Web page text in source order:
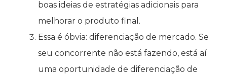
boas ideias de estratégias adicionais para
melhorar o produto final.
Essa é óbvia: diferenciação de mercado. Se
seu concorrente não está fazendo, está aí
uma oportunidade de diferenciação de